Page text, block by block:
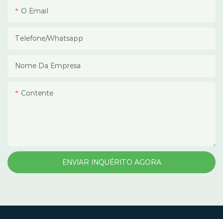
O Email
Telefone/whatsapp
Nome Da Empresa
Contente
ENVIAR INQUÉRITO AGORA